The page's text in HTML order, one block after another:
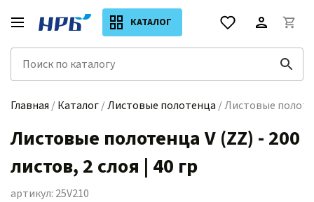
КАТАЛОГ
Главная /Каталог/Листовые полотенца / Листовые
Листовые полотенца V (ZZ) - 200
листов, 2 слоя | 40 гр
артикул: 25V210